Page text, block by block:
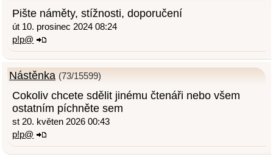
Pište náměty, stížnosti, doporučení
út 10. prosinec 2024 08:24
p!p@
Nástěnka (73/15599)
Cokoliv chcete sdělit jinému čtenáři nebo všem
ostatním píchněte sem
st 20. květen 2026 00:43
p!p@